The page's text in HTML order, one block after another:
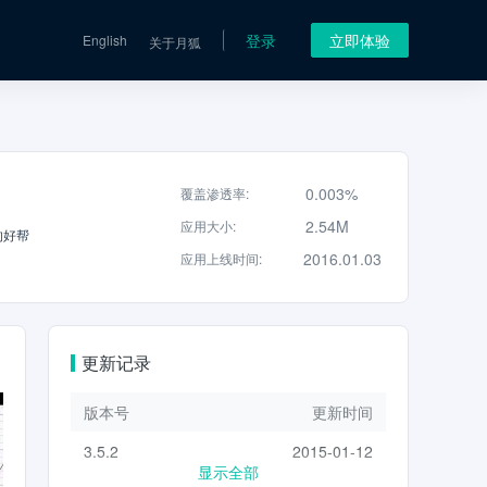
English 关于月狐 登录 立即体验
好帮
覆盖渗透率: 0.003%
应用大小: 2.54M
应用上线时间: 2016.01.03
更新记录
版本号
更新时间
3.5.2
2015-01-12
显示全部